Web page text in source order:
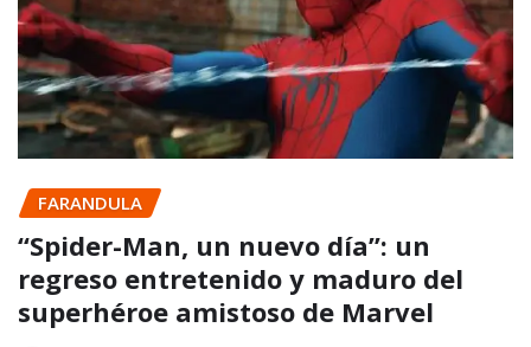
FARANDULA
“Spider-Man, un nuevo día”: un
regreso entretenido y maduro del
superhéroe amistoso de Marvel